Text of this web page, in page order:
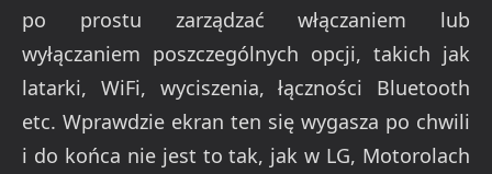
po prostu zarządzać włączaniem lub
wyłączaniem poszczególnych opcji, takich jak
latarki, WiFi, wyciszenia, łączności Bluetooth
etc. Wprawdzie ekran ten się wygasza po chwili
i do końca nie jest to tak, jak w LG, Motorolach